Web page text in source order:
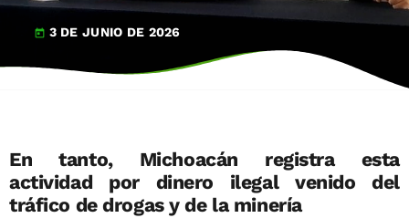
today 3 DE JUNIO DE 2026
En tanto, Michoacán registra esta
actividad por dinero ilegal venido del
tráfico de drogas y de la minería